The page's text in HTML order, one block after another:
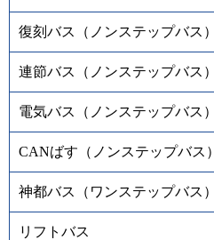
復刻バス（ノンステップバス）
連節バス（ノンステップバス）
電気バス（ノンステップバス）
CANばす（ノンステップバス）
神都バス（ワンステップバス）
リフトバス